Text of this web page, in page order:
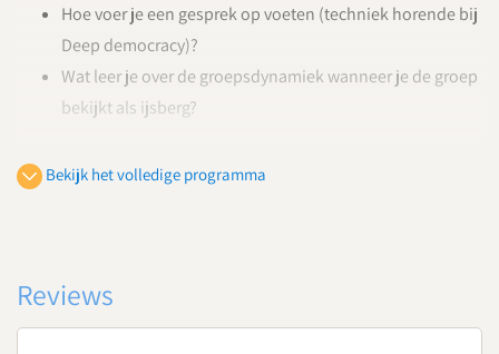
Hoe voer je een gesprek op voeten (techniek horende bij
Deep democracy)?
Wat leer je over de groepsdynamiek wanneer je de groep
bekijkt als ijsberg?
Rollen en gespreksvoering
'superluisteren' en 'neutraliteit'?
Bekijk het volledige programma
Reviews